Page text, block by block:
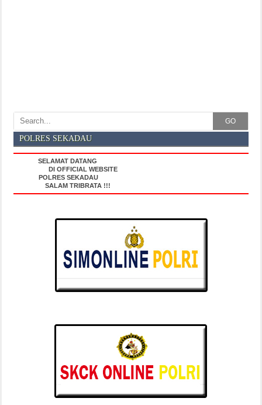
GO
POLRES SEKADAU
SELAMAT DATANG
DI OFFICIAL WEBSITE
POLRES SEKADAU
SALAM TRIBRATA !!!